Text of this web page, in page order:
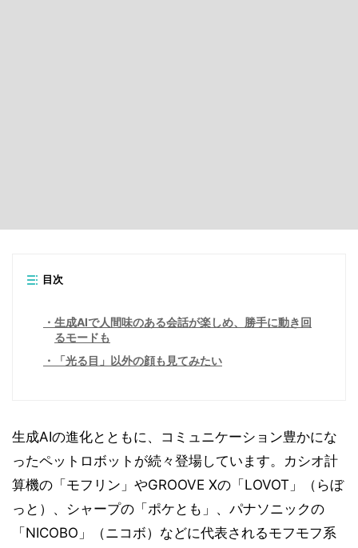
目次
生成AIで人間味のある会話が楽しめ、勝手に動き回
るモードも
「光る目」以外の顔も見てみたい
生成AIの進化とともに、コミュニケーション豊かにな
ったペットロボットが続々登場しています。カシオ計
算機の「モフリン」やGROOVE Xの「LOVOT」（らぼ
っと）、シャープの「ポケとも」、パナソニックの
「NICOBO」（ニコボ）などに代表されるモフモフ系